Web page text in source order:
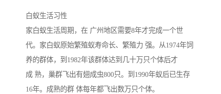
白蚁生活习性
家白蚁生活周期，在 广州地区需要8年才完成一个世
代。家白蚁原始繁殖蚁寿命长、繁殖力 强。从1974年饲
养的群体，到1982年该群体达到几十万只个体后才
成 熟，巢群飞出有翅成虫800只。到1990年蚁后已生存
16年。成熟的群 体每年都飞出数万只个体。